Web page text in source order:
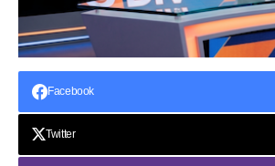
Facebook
Twitter